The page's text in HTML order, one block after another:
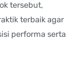
tersebut,
terbaik agar
performa serta